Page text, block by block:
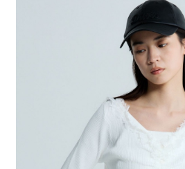
1.分期款項不併入電信帳單，「大哥付你分期
2.透過簡訊連結打開帳單後，可選擇「超商條
帳／街口支付／iPASS MONEY」等通路繳費
1.本服務係由「台灣大哥大股份有限公司」（
用戶於交易時，得透過本服務購買商品或服
買賣價金債權讓與本公司後，依約使用本公司
2.基於同意付款使用「大哥付你分期」之契約
資料（包含姓名、電話或地址）提供予台灣
由本公司與您本人進行分期帳單所需資料之確
3.完整用戶服務條款，請詳閱以下連結：
【「AFTEE先享後付」結帳流程】
１．於結帳方式選擇「AFTEE先享後付」後
結帳頁面，進行簡訊認證並確認金額後，即可
２．訂單成立數日內，您將收到繳費通知簡訊
３．收到繳費通知簡訊後14天內，點擊此簡
ATM／網路銀行／等多元方式進行付款，方視
※ 請注意：結帳手續完成當下不需立刻繳費
購買商品的店家。未經商家同意取消之訂單
※ 交易是否成功請以「AFTEE先享後付 」之
是否繳費成功／繳費後需取消欲退款等相關
客戶支援中心」https://
每筆NT$80，滿NT$888(含以上)免運費
每筆NT$80，滿NT$1,500(含以上)免運費
每筆NT$80，滿NT$1,500(含以上)免運費
每筆NT$80，滿NT$1,500(含以上)免運費